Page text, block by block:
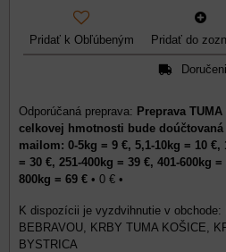
Pridať k Obľúbeným Pridať do
Preprava
celkovej hmotnosti bude
mailom: 0-5kg = 9 €, 5,1-10kg = 10 €,
= 30 €, 251-400kg = 39 €, 401-600kg
800kg = 69 € • 0 € •
BEBRAVOU, KRBY TUMA KOŠICE,
BYSTRICA